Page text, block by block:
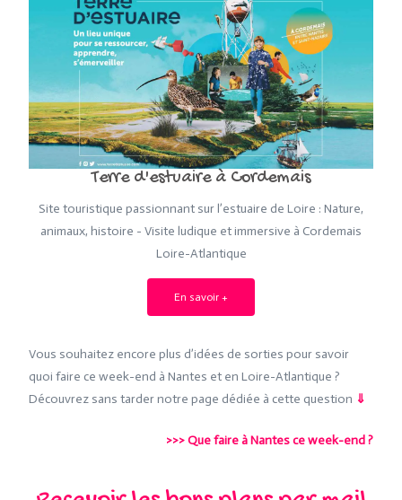
Terre d'estuaire à Cordemais
Site touristique passionnant sur l’estuaire de Loire : Nature,
animaux, histoire - Visite ludique et immersive à Cordemais
Loire-Atlantique
En savoir +
Vous souhaitez encore plus d’idées de sorties pour savoir
quoi faire ce week-end à Nantes et en Loire-Atlantique ?
Découvrez sans tarder notre page dédiée à cette question ⇓
>>>Que faire à Nantes ce week-end ?